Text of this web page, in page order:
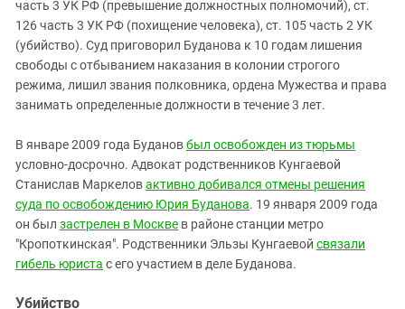
часть 3 УК РФ (превышение должностных полномочий), ст.
126 часть 3 УК РФ (похищение человека), ст. 105 часть 2 УК
(убийство). Суд приговорил Буданова к 10 годам лишения
свободы с отбыванием наказания в колонии строгого
режима, лишил звания полковника, ордена Мужества и права
занимать определенные должности в течение 3 лет.
В январе 2009 года Будановбыл освобожден из тюрьмы
условно-досрочно. Адвокат родственников Кунгаевой
Станислав Маркеловактивно добивался отмены решения
суда по освобождению Юрия Буданова. 19 января 2009 года
он был застрелен в Москве в районе станции метро
"Кропоткинская". Родственники Эльзы Кунгаевой связали
гибель юриста с его участием в деле Буданова.
Убийство